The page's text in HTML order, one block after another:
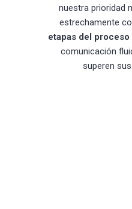
nuestra prioridad
estrechamente
etapas del proceso
comunicación
superen